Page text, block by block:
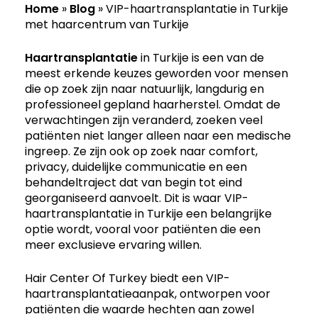
Home » Blog »VIP-haartransplantatie in Turkije
met haarcentrum van Turkije
Haartransplantatiein Turkije is een van de
meest erkende keuzes geworden voor mensen
die op zoek zijn naar natuurlijk, langdurig en
professioneel gepland haarherstel. Omdat de
verwachtingen zijn veranderd, zoeken veel
patiënten niet langer alleen naar een medische
ingreep. Ze zijn ook op zoek naar comfort,
privacy, duidelijke communicatie en een
behandeltraject dat van begin tot eind
georganiseerd aanvoelt. Dit is waar VIP-
haartransplantatie in Turkije een belangrijke
optie wordt, vooral voor patiënten die een
meer exclusieve ervaring willen.
Hair Center Of Turkey biedt een VIP-
haartransplantatieaanpak, ontworpen voor
patiënten die waarde hechten aan zowel